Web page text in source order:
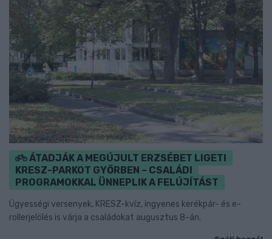
ÁTADJÁK A MEGÚJULT ERZSÉBET LIGETI
KRESZ-PARKOT GYŐRBEN – CSALÁDI
PROGRAMOKKAL ÜNNEPLIK A FELÚJÍTÁST
Ügyességi versenyek, KRESZ-kvíz, ingyenes kerékpár- és e-
rollerjelölés is várja a családokat augusztus 8-án.